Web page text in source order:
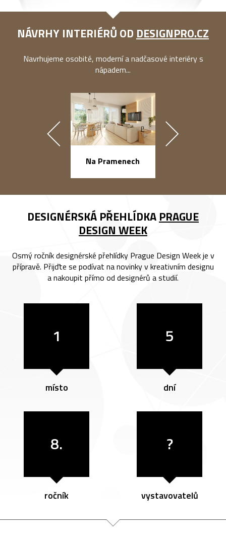
NÁVRHY INTERIÉRŮ OD DESIGNPRO.CZ
Navrhujeme osobité, moderní a nadčasové interiéry s
nápadem...
Na Pramenech
DESIGNÉRSKÁ PŘEHLÍDKA PRAGUE
DESIGN WEEK
Osmý ročník designérské přehlídky Prague Design Week je v
přípravě. Přijďte se podívat na novinky v kreativním designu
a nakoupit přímo od designérů a studií.
1
místo
5
dní
8.
ročník
?
vystavovatelů